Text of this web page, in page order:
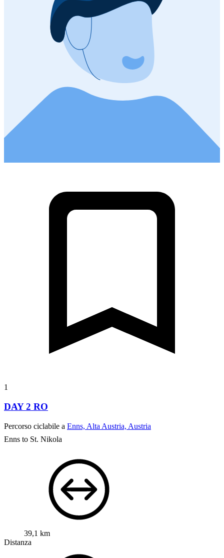
1
DAY 2 RO
Percorso ciclabile a Enns, Alta Austria, Austria
Enns to St. Nikola
39,1 km
Distanza